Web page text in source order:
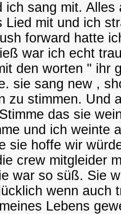
ich sang mit.
Lied mit und ich
forward hatte
war ich echt
den worten " ihr
sie sang new ,
zu stimmen. Und
das sie
und ich weinte
sie hoffe wir
crew mitgleider
war so süß. Sie
wenn auch
Lebens